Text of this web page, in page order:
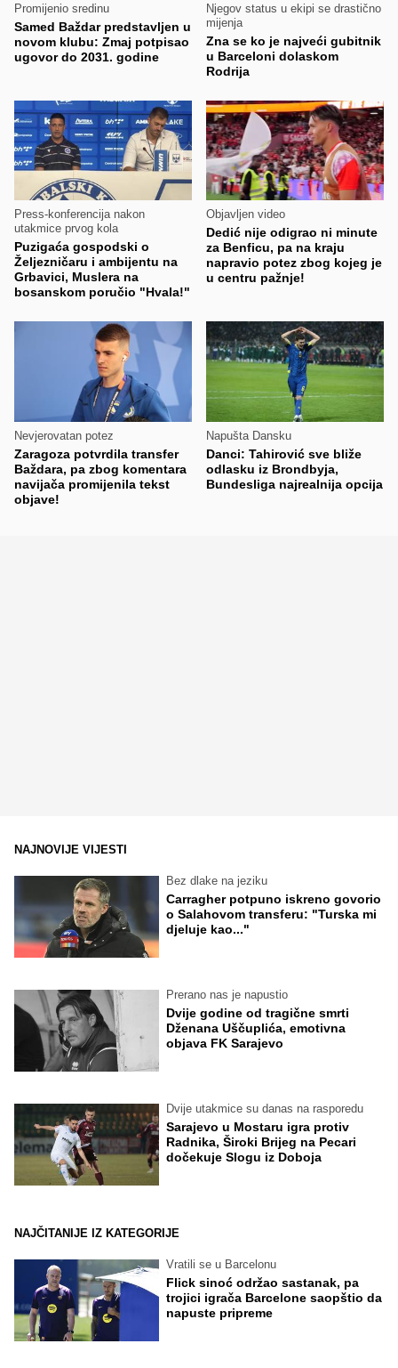
Promijenio sredinu
Samed Baždar predstavljen u
novom klubu: Zmaj potpisao
ugovor do 2031. godine
Njegov status u ekipi se drastično
mijenja
Zna se ko je najveći gubitnik
u Barceloni dolaskom
Rodrija
Press-konferencija nakon
utakmice prvog kola
Puzigaća gospodski o
Željezničaru i ambijentu na
Grbavici, Muslera na
bosanskom poručio "Hvala!"
Objavljen video
Dedić nije odigrao ni minute
za Benficu, pa na kraju
napravio potez zbog kojeg je
u centru pažnje!
Nevjerovatan potez
Zaragoza potvrdila transfer
Baždara, pa zbog komentara
navijača promijenila tekst
objave!
Napušta Dansku
Danci: Tahirović sve bliže
odlasku iz Brondbyja,
Bundesliga najrealnija opcija
NAJNOVIJE VIJESTI
Bez dlake na jeziku
Carragher potpuno iskreno govorio
o Salahovom transferu: "Turska mi
djeluje kao..."
Prerano nas je napustio
Dvije godine od tragične smrti
Dženana Uščuplića, emotivna
objava FK Sarajevo
Dvije utakmice su danas na rasporedu
Sarajevo u Mostaru igra protiv
Radnika, Široki Brijeg na Pecari
dočekuje Slogu iz Doboja
NAJČITANIJE IZ KATEGORIJE
Vratili se u Barcelonu
Flick sinoć održao sastanak, pa
trojici igrača Barcelone saopštio da
napuste pripreme